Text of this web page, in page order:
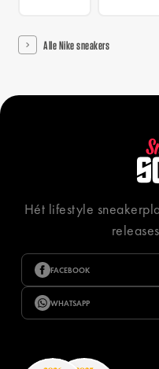
Alle Nike sneakers
Hét lifestyle
FACEBOOK
WHATSAPP